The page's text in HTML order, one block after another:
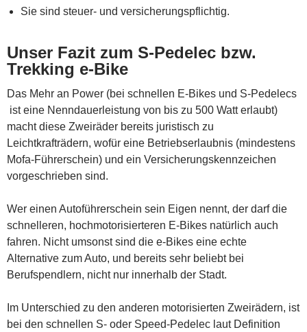
Sie sind steuer- und versicherungspflichtig.
Unser Fazit zum S-Pedelec bzw.
Trekking e-Bike
Das Mehr an Power (bei schnellen E-Bikes und S-Pedelecs
ist eine Nenndauerleistung von bis zu 500 Watt erlaubt)
macht diese Zweiräder bereits juristisch zu
Leichtkrafträdern, wofür eine Betriebserlaubnis (mindestens
Mofa-Führerschein) und ein Versicherungskennzeichen
vorgeschrieben sind.
Wer einen Autoführerschein sein Eigen nennt, der darf die
schnelleren, hochmotorisierteren E-Bikes natürlich auch
fahren. Nicht umsonst sind die e-Bikes eine echte
Alternative zum Auto, und bereits sehr beliebt bei
Berufspendlern, nicht nur innerhalb der Stadt.
Im Unterschied zu den anderen motorisierten Zweirädern, ist
bei den schnellen S- oder Speed-Pedelec laut Definition